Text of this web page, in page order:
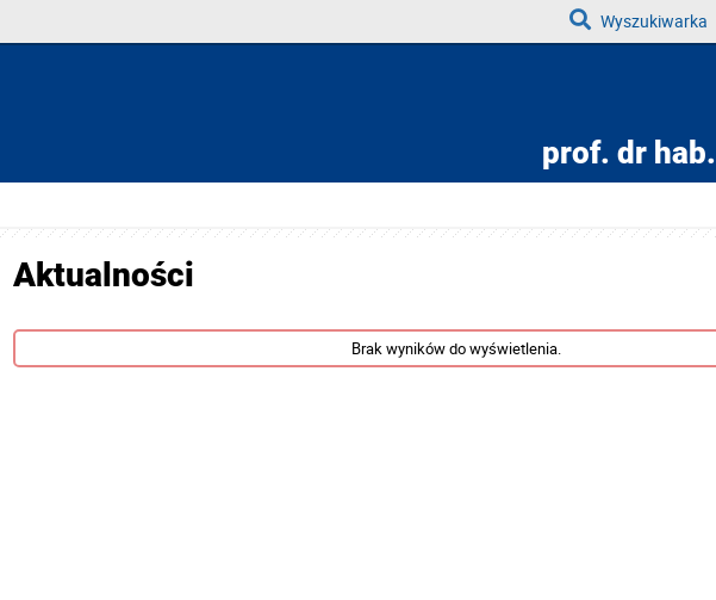
Wyszukiwarka
prof. dr hab.
Aktualności
Brak wyników do wyświetlenia.